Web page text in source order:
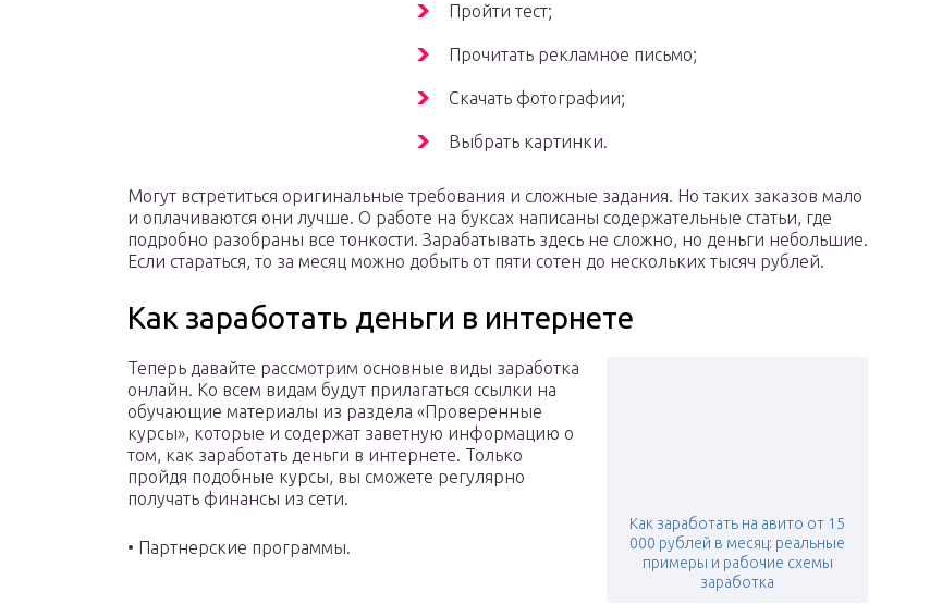
Пройти тест;
Прочитать рекламное письмо;
Скачать фотографии;
Выбрать картинки.
Могут встретиться оригинальные требования и сложные задания. Но таких заказов мало
и оплачиваются они лучше. О работе на буксах написаны содержательные статьи, где
подробно разобраны все тонкости. Зарабатывать здесь не сложно, но деньги небольшие.
Если стараться, то за месяц можно добыть от пяти сотен до нескольких тысяч рублей.
Как заработать деньги в интернете
Как заработать на авито от 15
000 рублей в месяц: реальные
примеры и рабочие схемы
заработка
Теперь давайте рассмотрим основные виды заработка
онлайн. Ко всем видам будут прилагаться ссылки на
обучающие материалы из раздела «Проверенные
курсы», которые и содержат заветную информацию о
том, как заработать деньги в интернете. Только
пройдя подобные курсы, вы сможете регулярно
получать финансы из сети.
• Партнерские программы.